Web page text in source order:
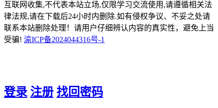
互联网收集,不代表本站立场,仅限学习交流使用,请遵循相关法
律法规,请在下载后24小时内删除.如有侵权争议、不妥之处请
联系本站删除处理！请用户仔细辨认内容的真实性，避免上当
受骗! 渝ICP备2024044316号-1
登录 注册 找回密码